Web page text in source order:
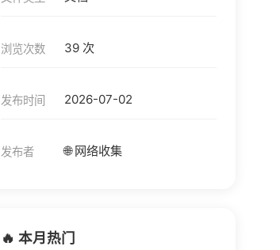
浏览次数 39 次
发布时间 2026-07-02
发布者 🌐 网络收集
🔥 本月热门